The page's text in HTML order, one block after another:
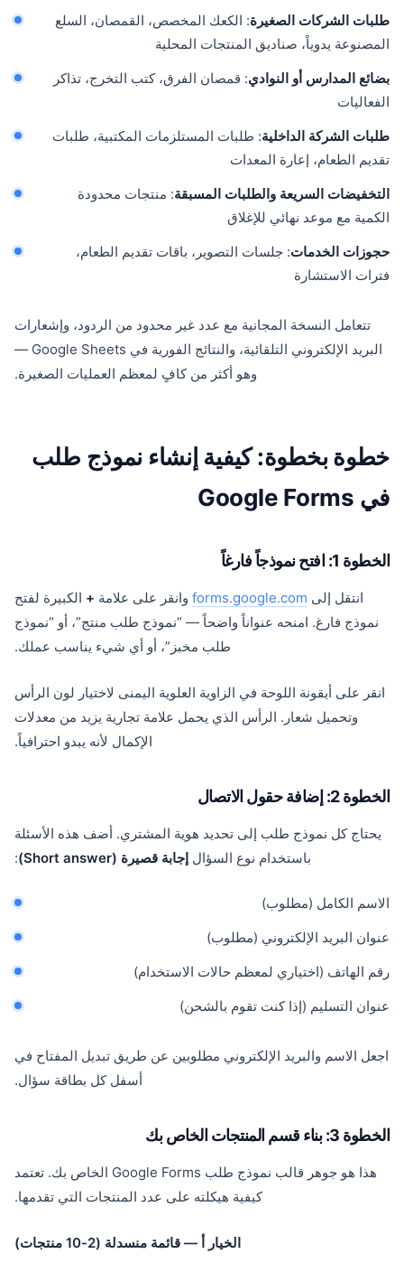
طلبات الشركات الصغيرة: الكعك المخصص، القمصان، السلع
المصنوعة يدوياً، صناديق المنتجات المحلية
بضائع المدارس أو النوادي: قمصان الفرق، كتب التخرج، تذاكر
الفعاليات
طلبات الشركة الداخلية: طلبات المستلزمات المكتبية، طلبات
تقديم الطعام، إعارة المعدات
التخفيضات السريعة والطلبات المسبقة: منتجات محدودة
الكمية مع موعد نهائي للإغلاق
حجوزات الخدمات: جلسات التصوير، باقات تقديم الطعام،
فترات الاستشارة
تتعامل النسخة المجانية مع عدد غير محدود من الردود، وإشعارات
البريد الإلكتروني التلقائية، والنتائج الفورية في Google Sheets —
وهو أكثر من كافٍ لمعظم العمليات الصغيرة.
خطوة بخطوة: كيفية إنشاء نموذج طلب
في Google Forms
الخطوة 1: افتح نموذجاً فارغاً
انتقل إلى forms.google.com وانقر على علامة + الكبيرة لفتح
نموذج فارغ. امنحه عنواناً واضحاً — “نموذج طلب منتج”، أو “نموذج
طلب مخبز”، أو أي شيء يناسب عملك.
انقر على أيقونة اللوحة في الزاوية العلوية اليمنى لاختيار لون الرأس
وتحميل شعار. الرأس الذي يحمل علامة تجارية يزيد من معدلات
الإكمال لأنه يبدو احترافياً.
الخطوة 2: إضافة حقول الاتصال
يحتاج كل نموذج طلب إلى تحديد هوية المشتري. أضف هذه الأسئلة
باستخدام نوع السؤال إجابة قصيرة (Short answer) :
الاسم الكامل (مطلوب)
عنوان البريد الإلكتروني (مطلوب)
رقم الهاتف (اختياري لمعظم حالات الاستخدام)
عنوان التسليم (إذا كنت تقوم بالشحن)
اجعل الاسم والبريد الإلكتروني مطلوبين عن طريق تبديل المفتاح في
أسفل كل بطاقة سؤال.
الخطوة 3: بناء قسم المنتجات الخاص بك
هذا هو جوهر قالب نموذج طلب Google Forms الخاص بك. تعتمد
كيفية هيكلته على عدد المنتجات التي تقدمها.
الخيار أ — قائمة منسدلة (2-10 منتجات)